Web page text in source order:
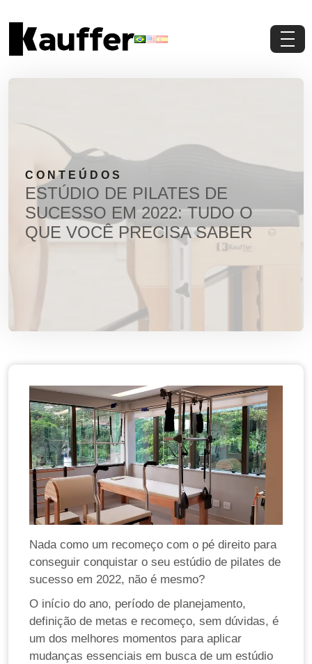
Materiais Gratuitos
CONTEÚDOS
ESTÚDIO DE PILATES DE
SUCESSO EM 2022: TUDO O
QUE VOCÊ PRECISA SABER
Nada como um recomeço com o pé direito para
conseguir conquistar o seu estúdio de pilates de
sucesso em 2022, não é mesmo?
O início do ano, período de planejamento,
definição de metas e recomeço, sem dúvidas, é
um dos melhores momentos para aplicar
mudanças essenciais em busca de um estúdio